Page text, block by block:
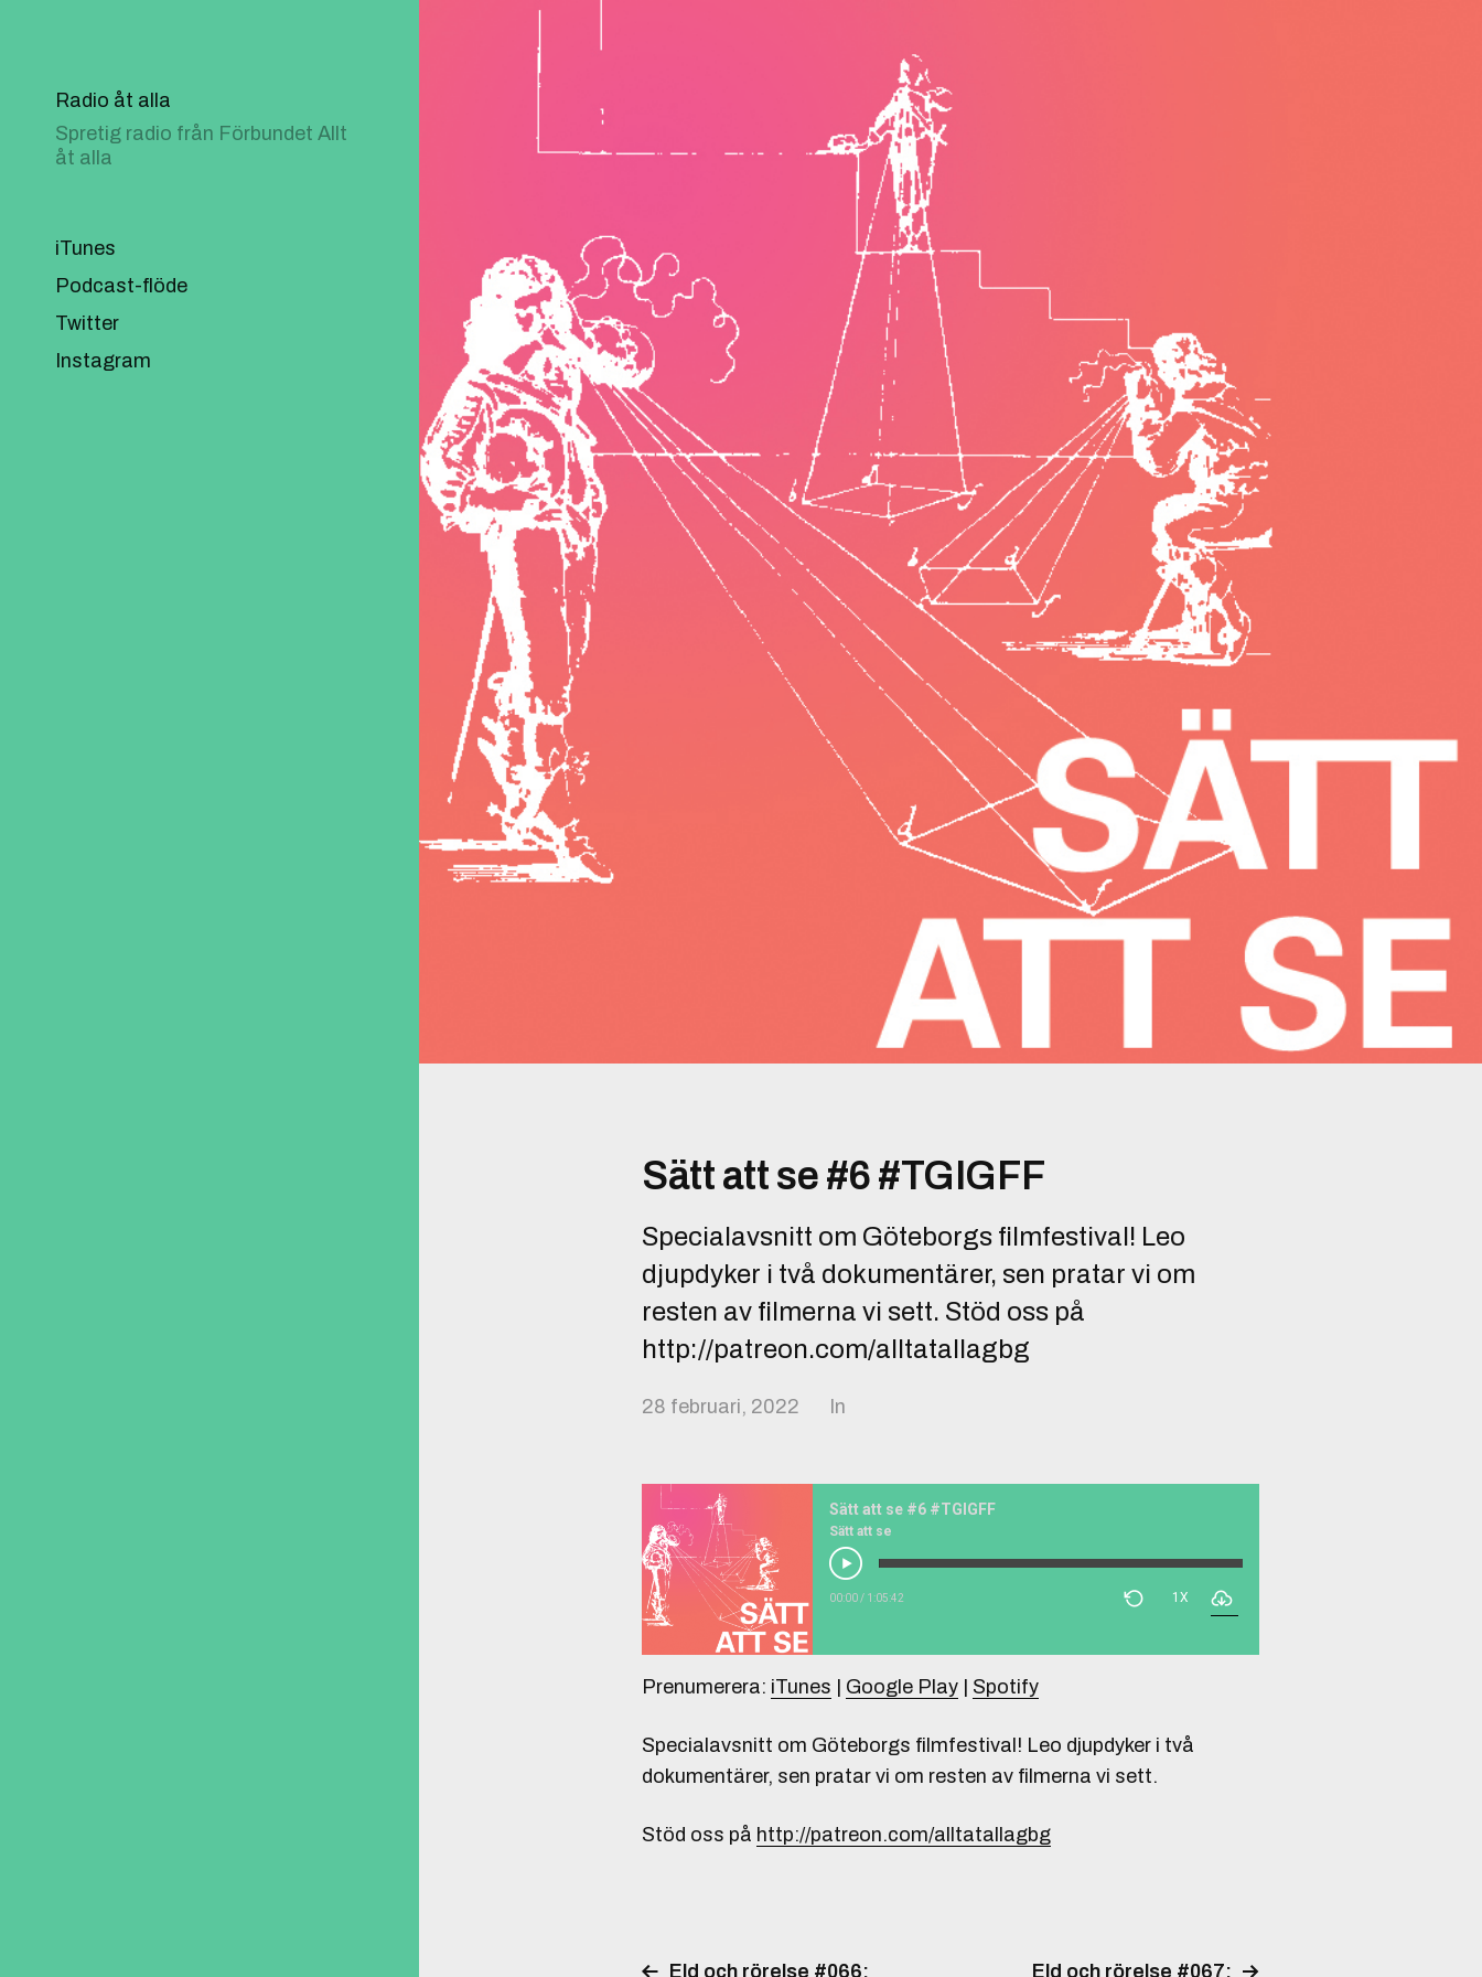
Radio åt alla
Spretig radio från Förbundet Allt
åt alla
iTunes
Podcast-flöde
Twitter
Instagram
Sätt att se #6 #TGIGFF
Specialavsnitt om Göteborgs filmfestival! Leo
djupdyker i två dokumentärer, sen pratar vi om
resten av filmerna vi sett. Stöd oss på
http://patreon.com/alltatallagbg
28 februari, 2022 In
Sätt att se #6 #TGIGFF
Sätt att se
00:00/ 1:05:42 1X
Prenumerera: iTunes Google Play Spotify
Specialavsnitt om Göteborgs filmfestival! Leo djupdyker i två
dokumentärer, sen pratar vi om resten av filmerna vi sett.
Stöd oss på http://patreon.com/alltatallagbg
Eld och rörelse #066: Eld och rörelse #067: